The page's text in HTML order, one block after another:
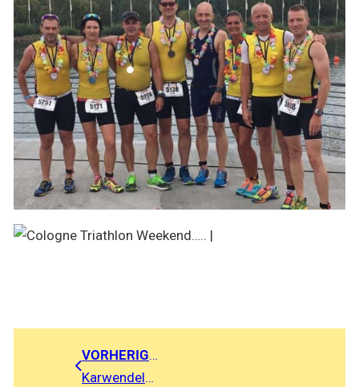
VORHERIGER BEITRAG
Karwendelmarsch 2017